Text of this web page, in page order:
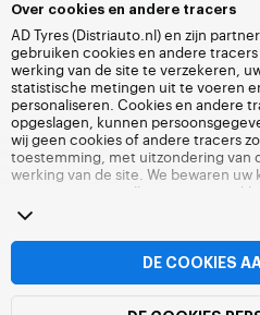
Over cookies en andere tracers
AD Tyres (Distriauto.nl) en zijn
gebruiken cookies en andere
werking van de site te verzekeren,
statistische metingen uit te voeren
personaliseren. Cookies en andere
opgeslagen, kunnen
wij geen cookies of andere tracers
toestemming, met uitzondering van
werking van de site. We bewaren uw
toestemming op elk moment
cookies en andere tracers
surfen zonder het deponeren van
aanvaarden. Weigering verhindert
Distriauto.nl. Voor meer informatie,
tracers
DE COOKIES